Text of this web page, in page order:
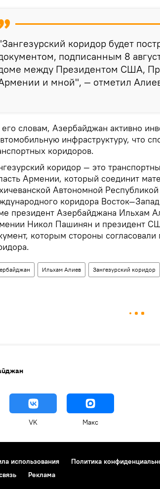
коридор будет
подписанным 8
между Президентом США,
и мной", — отметил
словам, Азербайджан активно
инфраструктуру, что
коридоров.
коридор — это
Армении, который соединит
Автономной
коридора
президент Азербайджана Ильхам
Никол Пашинян и президент
которым стороны
Ильхам Алиев Зангезурский коридор
VK Макс
использования Политика
Реклама